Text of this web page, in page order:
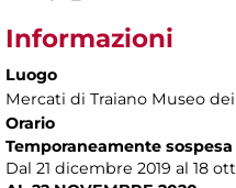
Informazioni
Luogo
Mercati di Traiano Museo
Orario
Temporaneamente
Dal 21 dicembre 2019 al 18